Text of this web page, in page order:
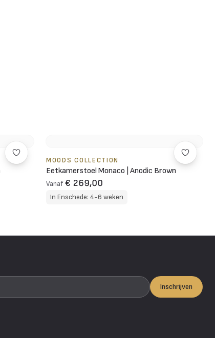
MOODS COLLECTION
Eetkamerstoel Monaco | Anodic Brown
Vanaf € 269,00
In Enschede: 4-6 weken
Inschrijven